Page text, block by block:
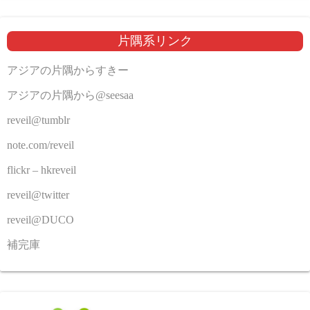
片隅系リンク
アジアの片隅からすきー
アジアの片隅から@seesaa
reveil@tumblr
note.com/reveil
flickr – hkreveil
reveil@twitter
reveil@DUCO
補完庫